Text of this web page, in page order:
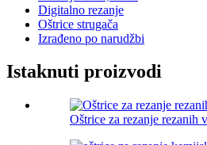
Digitalno rezanje
Oštrice strugača
Izrađeno po narudžbi
Istaknuti proizvodi
Oštrice za rezanje rezanih